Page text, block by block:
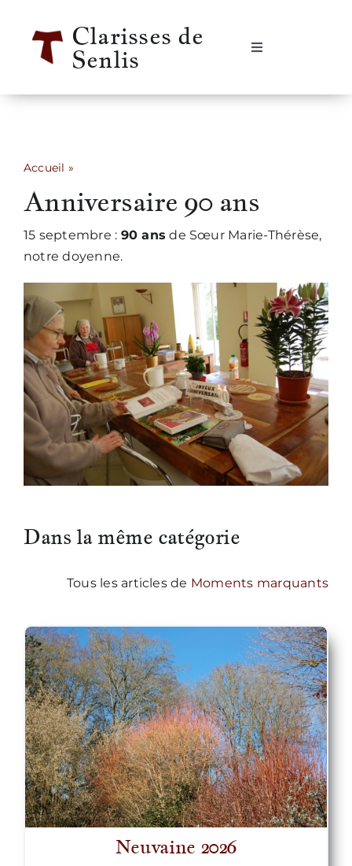
contenu
Clarisses de
Senlis
Navigation
Qui sommes-nous ?
Notre vie
Notre histoire
Informations pratiques
Nous écrire
Accueil »
Anniversaire 90 ans
15 septembre : 90 ans de Sœur Marie-Thérèse,
notre doyenne.
Dans la même catégorie
Tous les articles de Moments marquants
Neuvaine 2026